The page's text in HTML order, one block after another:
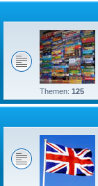
Themen: 125